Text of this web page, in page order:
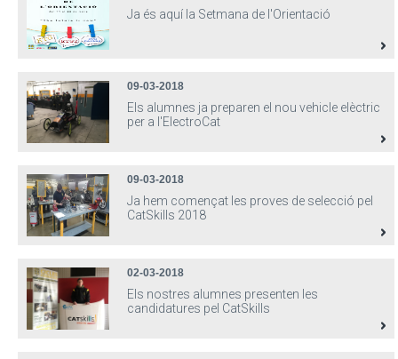
Ja és aquí la Setmana de l'Orientació
09-03-2018
Els alumnes ja preparen el nou vehicle elèctric
per a l'ElectroCat
09-03-2018
Ja hem començat les proves de selecció pel
CatSkills 2018
02-03-2018
Els nostres alumnes presenten les
candidatures pel CatSkills